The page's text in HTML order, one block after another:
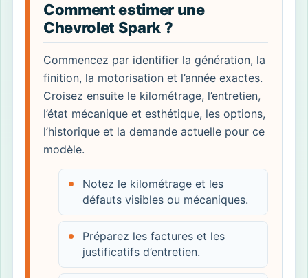
Comment estimer une
Chevrolet Spark ?
Commencez par identifier la génération, la
finition, la motorisation et l’année exactes.
Croisez ensuite le kilométrage, l’entretien,
l’état mécanique et esthétique, les options,
l’historique et la demande actuelle pour ce
modèle.
Notez le kilométrage et les
défauts visibles ou mécaniques.
Préparez les factures et les
justificatifs d’entretien.